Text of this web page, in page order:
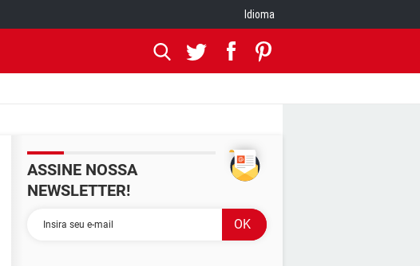
Idioma
ASSINE NOSSA
NEWSLETTER!